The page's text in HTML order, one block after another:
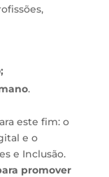
.
este fim: o
e o
e Inclusão.
promover